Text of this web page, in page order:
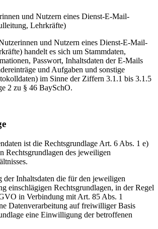
und Nutzern eines Dienst-E-Mail-
Lehrkräfte)
und Nutzern eines Dienst-E-Mail-
handelt es sich um Stammdaten,
Passwort, Inhaltsdaten der E-Mails
und Aufgaben und sonstige
im Sinne der Ziffern 3.1.1 bis 3.1.5
2 zu § 46 BaySchO.
ist die Rechtsgrundlage Art. 6 Abs. 1 e)
Rechtsgrundlagen des jeweiligen
der Inhaltsdaten die für den jeweiligen
einschlägigen Rechtsgrundlagen, in der Regel
in Verbindung mit Art. 85 Abs. 1
Datenverarbeitung auf freiwilliger Basis
eine Einwilligung der betroffenen